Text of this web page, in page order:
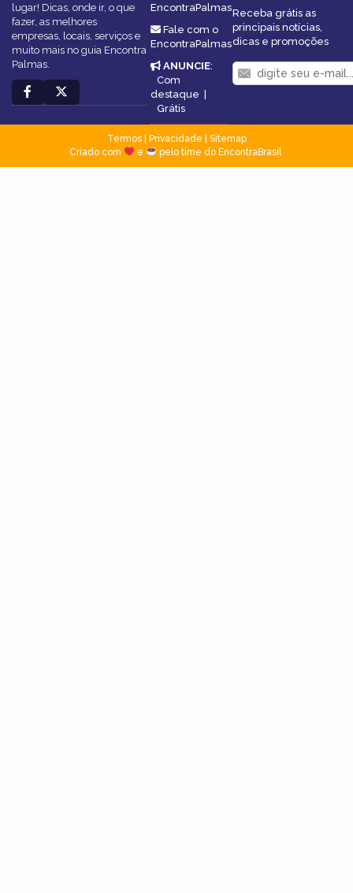
lugar! Dicas, onde ir, o que
fazer, as melhores
empresas, locais, serviços e
muito mais no guia Encontra
Palmas.
EncontraPalmas
Fale com o
EncontraPalmas
ANUNCIE:
Com
destaque |
Grátis
Receba grátis as
principais notícias,
dicas e promoções
Termos| Privacidade
Sitemap
Criado com
e pelo time do EncontraBrasil